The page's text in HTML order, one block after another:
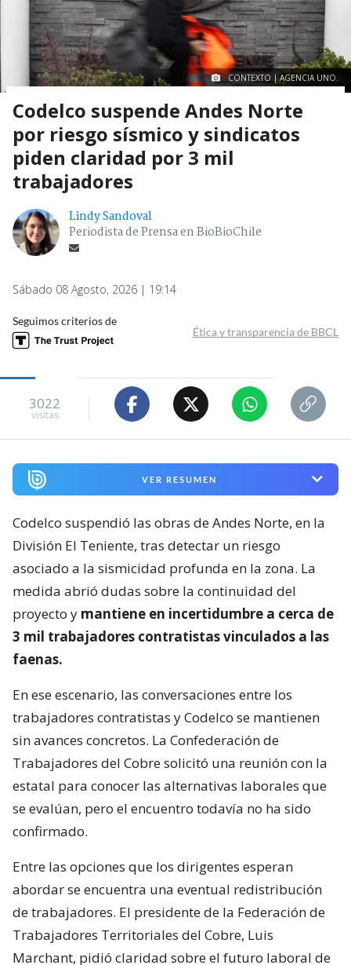
CONTEXTO | AGENCIA UNO.
Codelco suspende Andes Norte
por riesgo sísmico y sindicatos
piden claridad por 3 mil
trabajadores
Lindy Sandoval
Periodista de Prensa en BioBioChile
Sábado 08 Agosto, 2026 | 19:14
Seguimos criterios de
Ética y transparencia de BBCL
3022
visitas
VER RESUMEN
Codelco suspendió las obras de Andes Norte, en la
División El Teniente, tras detectar un riesgo
asociado a la sismicidad profunda en la zona. La
medida abrió dudas sobre la continuidad del
proyecto y mantiene en incertidumbre a cerca de
3 mil trabajadores contratistas vinculados a las
faenas.
En ese escenario, las conversaciones entre los
trabajadores contratistas y Codelco se mantienen
sin avances concretos. La Confederación de
Trabajadores del Cobre solicitó una reunión con la
estatal para conocer las alternativas laborales que
se evalúan, pero el encuentro todavía no ha sido
confirmado.
Entre las opciones que los dirigentes esperan
abordar se encuentra una eventual redistribución
de trabajadores. El presidente de la Federación de
Trabajadores Territoriales del Cobre, Luis
Marchant, pidió claridad sobre el futuro laboral de